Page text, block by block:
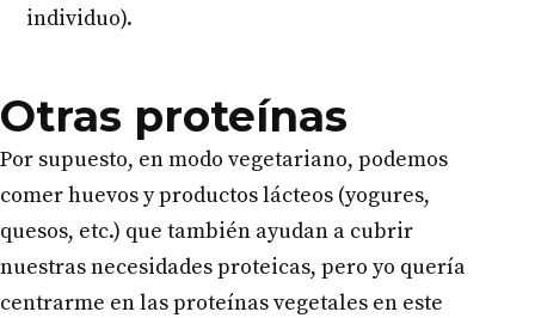
individuo).
Otras proteínas
Por supuesto, en modo vegetariano, podemos
comer huevos y productos lácteos (yogures,
quesos, etc.) que también ayudan a cubrir
nuestras necesidades proteicas, pero yo quería
centrarme en las proteínas vegetales en este